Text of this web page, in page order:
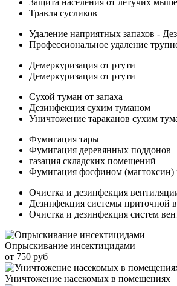
Травля сусликов
Удаление наприятных запахов -
Профессиональное удаление
Демеркуризация от ртути
Демеркуризация от ртути
Сухой туман от запаха
Дезинфекция сухим туманом
Уничтожение тараканов сухим
Фумигация тары
Фумигация деревянных поддонов
газация складских помещений
Фумигация фосфином (магтоксин)
Очистка и дезинфекция
Дезинфекция системы приточной
Очистка и дезинфекция систем
Опрыскивание инсектицидами
от 750 руб
Уничтожение насекомых в помещениях